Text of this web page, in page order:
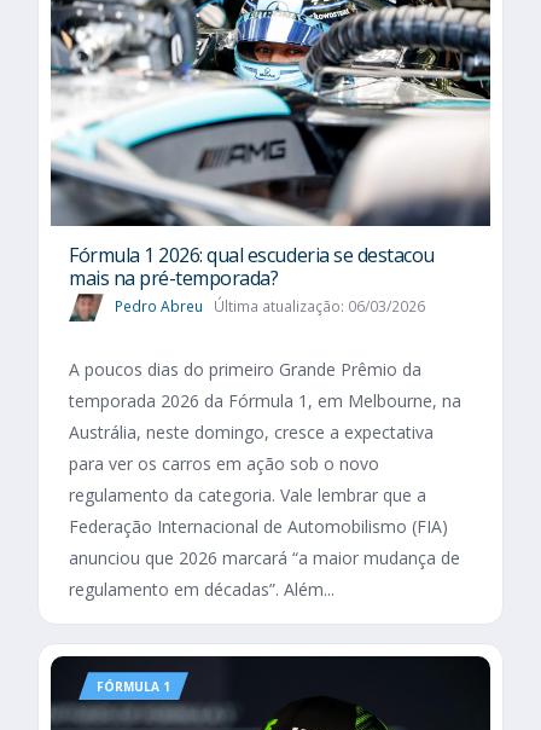
Fórmula 1 2026: qual escuderia se destacou
mais na pré-temporada?
Pedro Abreu Última atualização: 06/03/2026
A poucos dias do primeiro Grande Prêmio da
temporada 2026 da Fórmula 1, em Melbourne, na
Austrália, neste domingo, cresce a expectativa
para ver os carros em ação sob o novo
regulamento da categoria. Vale lembrar que a
Federação Internacional de Automobilismo (FIA)
anunciou que 2026 marcará “a maior mudança de
regulamento em décadas”. Além...
FÓRMULA 1